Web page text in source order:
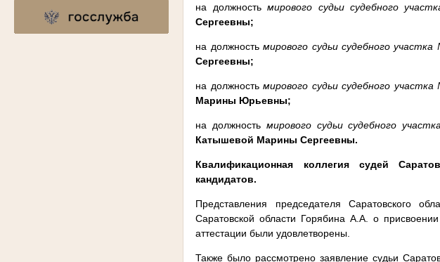
на должностьмирового судьи судебного
Сергеевны;
на должностьмирового судьи судебного
Сергеевны;
на должностьмирового судьи судебного
Марины Юрьевны;
на должность мирового судьи судебного
Катышевой Марины Сергеевны.
Квалификационная коллегия судей
кандидатов.
Представления председателя Саратовского
Саратовской области Горябина А.А. о
аттестации были удовлетворены.
Также было рассмотрено заявление судьи